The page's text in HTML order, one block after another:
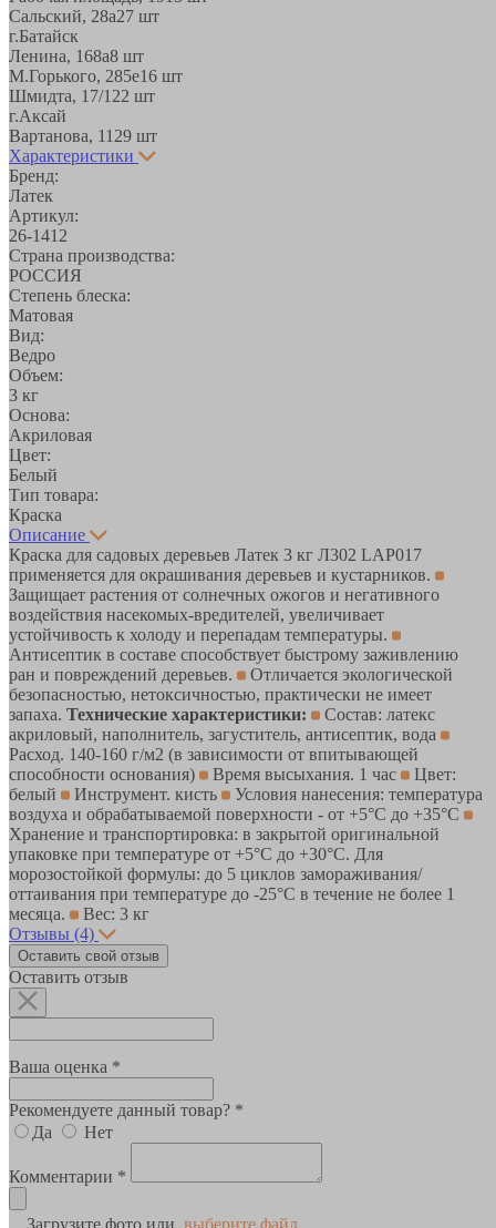
Сальский, 28a27 шт
г.Батайск
Ленина, 168а8 шт
М.Горького, 285е16 шт
Шмидта, 17/1 22 шт
г.Аксай
Вартанова, 11 29 шт
Характеристики
Бренд:
Латек
Артикул:
26-1412
Страна производства:
РОССИЯ
Степень блеска:
Матовая
Вид:
Ведро
Объем:
3 кг
Основа:
Акриловая
Цвет:
Белый
Тип товара:
Краска
Описание
Краска для садовых деревьев Латек 3 кг Л302 LAP017
применяется для окрашивания деревьев и кустарников.
Защищает растения от солнечных ожогов и негативного
воздействия насекомых-вредителей, увеличивает
устойчивость к холоду и перепадам температуры.
Антисептик в составе способствует быстрому заживлению
ран и повреждений деревьев.
Отличается экологической
безопасностью, нетоксичностью, практически не имеет
запаха. Технические характеристики:
Состав: латекс
акриловый, наполнитель, загуститель, антисептик, вода
Расход. 140-160 г/м2 (в зависимости от впитывающей
способности основания)
Время высыхания. 1 час
Цвет:
белый
Инструмент. кисть
Условия нанесения: температура
воздуха и обрабатываемой поверхности - от +5°С до +35°С
Хранение и транспортировка: в закрытой оригинальной
упаковке при температуре от +5°С до +30°С. Для
морозостойкой формулы: до 5 циклов замораживания/
оттаивания при температуре до -25°С в течение не более 1
месяца.
Вес: 3 кг
Отзывы (4)
Оставить свой отзыв
Оставить отзыв
Ваша оценка *
Рекомендуете данный товар? *
Да
Нет
Комментарии *
Загрузите фото или выберите файл